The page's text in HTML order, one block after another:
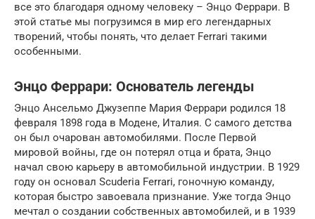
все это благодаря одному человеку – Энцо Феррари. В
этой статье мы погрузимся в мир его легендарных
творений, чтобы понять, что делает Ferrari такими
особенными.
Энцо Феррари: Основатель легенды
Энцо Ансельмо Джузеппе Мария Феррари родился 18
февраля 1898 года в Модене, Италия. С самого детства
он был очарован автомобилями. После Первой
мировой войны, где он потерял отца и брата, Энцо
начал свою карьеру в автомобильной индустрии. В 1929
году он основал Scuderia Ferrari, гоночную команду,
которая быстро завоевала признание. Уже тогда Энцо
мечтал о создании собственных автомобилей, и в 1939